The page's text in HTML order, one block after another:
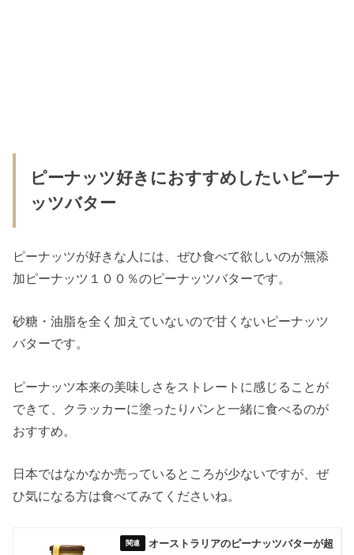
ピーナッツ好きにおすすめしたいピーナ
ッツバター
ピーナッツが好きな人には、ぜひ食べて欲しいのが無添
加ピーナッツ１００％のピーナッツバターです。
砂糖・油脂を全く加えていないので甘くないピーナッツ
バターです。
ピーナッツ本来の美味しさをストレートに感じることが
できて、クラッカーに塗ったりパンと一緒に食べるのが
おすすめ。
日本ではなかなか売っているところが少ないですが、ぜ
ひ気になる方は食べてみてくださいね。
オーストラリアのピーナッツバターが超